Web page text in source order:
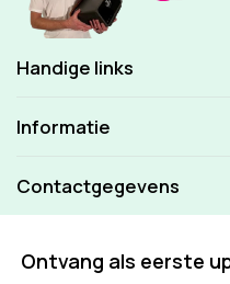
Handige links
Informatie
Contactgegevens
Ontvang als eerste